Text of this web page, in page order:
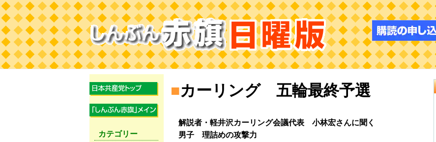
カテゴリー
■カーリング 五輪最終予選
解説者・軽井沢カーリング会議代表 小林宏さんに聞く
男子 理詰めの攻撃力